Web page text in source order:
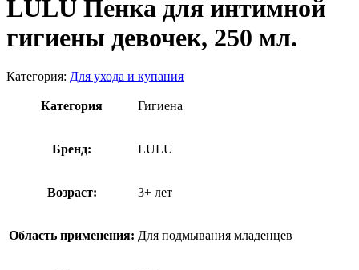
LULU Пенка для интимной
гигиены девочек, 250 мл.
Категория: Для ухода и купания
Категория Гигиена
Бренд: LULU
Возраст: 3+ лет
Область применения: Для подмывания младенцев